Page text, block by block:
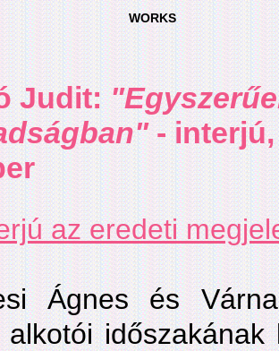
WORKS
Judit:
- interjú,
az eredeti
Ágnes és
alkotói